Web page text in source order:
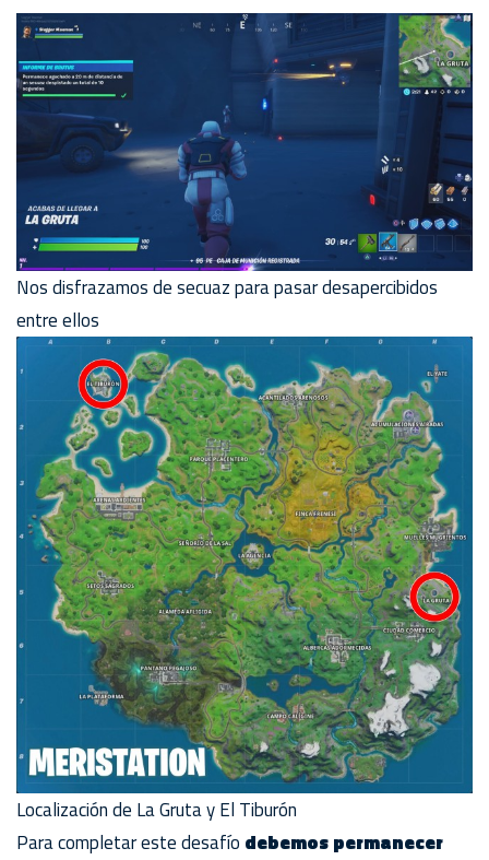
Nos disfrazamos de secuaz para pasar desapercibidos
entre ellos
Localización de La Gruta y El Tiburón
Para completar este desafío debemos permanecer